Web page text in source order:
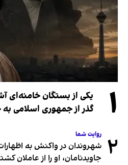
۱
یکی از بستگان خامنه‌ای
گذر از جمهوری اسلامی
۲ روایت شما
شهروندان در واکنش به اظهارات
جاویدنامان، او را از عاملان